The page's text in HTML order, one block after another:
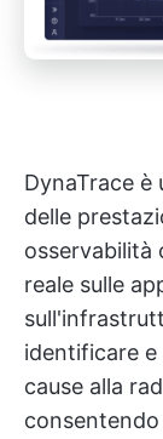
DynaTrace
delle
osservabilità
reale sulle
identificare
cause alla